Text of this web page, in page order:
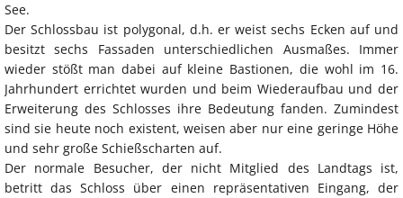
See.
Der Schlossbau ist polygonal, d.h. er weist sechs Ecken auf und
besitzt sechs Fassaden unterschiedlichen Ausmaßes. Immer
wieder stößt man dabei auf kleine Bastionen, die wohl im 16.
Jahrhundert errichtet wurden und beim Wiederaufbau und der
Erweiterung des Schlosses ihre Bedeutung fanden. Zumindest
sind sie heute noch existent, weisen aber nur eine geringe Höhe
und sehr große Schießscharten auf.
Der normale Besucher, der nicht Mitglied des Landtags ist,
betritt das Schloss über einen repräsentativen Eingang, der